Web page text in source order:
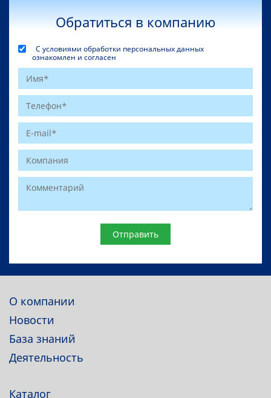
Обратиться в компанию
С условиями обработки персональных данных
ознакомлен и согласен
О компании
Новости
База знаний
Деятельность
Каталог